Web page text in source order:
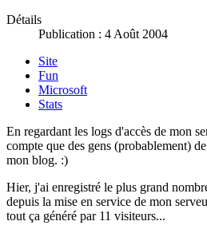
Détails
Publication : 4 Août 2004
Site
Fun
Microsoft
Stats
En regardant les logs d'accès de mon
compte que des gens (probablement)
mon blog. :)
Hier, j'ai enregistré le plus grand
depuis la mise en service de mon
tout ça généré par 11 visiteurs...